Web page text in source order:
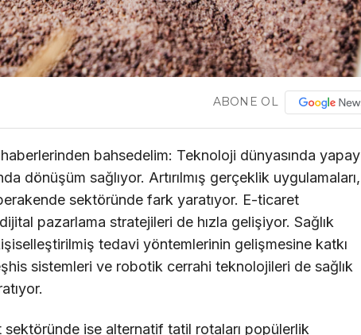
ABONE OL
bahsedelim: Teknoloji dünyasında yapay
dönüşüm sağlıyor. Artırılmış gerçeklik uygulamaları,
sektöründe fark yaratıyor. E-ticaret
pazarlama stratejileri de hızla gelişiyor. Sağlık
tedavi yöntemlerinin gelişmesine katkı
sistemleri ve robotik cerrahi teknolojileri de sağlık
ise alternatif tatil rotaları popülerlik